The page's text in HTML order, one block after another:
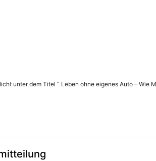
unter dem Titel “ Leben ohne eigenes Auto – Wie